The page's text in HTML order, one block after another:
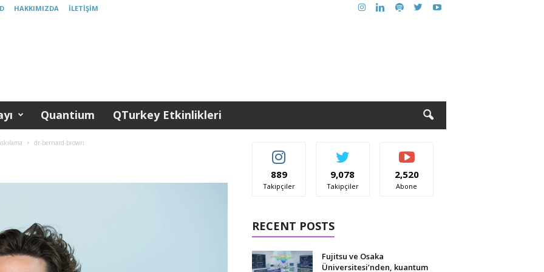
HAKKIMIZDA İLETIŞIM
Quantium QTurkey Etkinlikleri
dr-bernard-brown
889
Takipçiler
9,078
Takipçiler
2,520
Abone
RECENT POSTS
Fujitsu ve Osaka
Üniversitesi’nden, kuantum